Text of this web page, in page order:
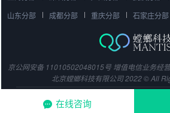
在线咨询
山东分部
成都分部 重庆分部 石家庄分部
京公网安备 11010502048015号 增值电信业务经
北京螳螂科技有限公司 2022 © All